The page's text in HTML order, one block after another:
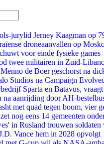
jurylid Jerney Kaagman op
droneaanvallen op
voor einde fysieke games
twee militairen in Zuid-
de Boer geschorst na
Studios na Campaign
Sparta en Batavus,
na aanrijding door AH-
met quad tegen boom, vier
nog eens 14 gemeenten
in Rusland trouwen
Vance hem in 2028 opvolgt